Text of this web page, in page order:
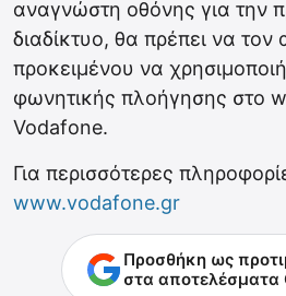
αναγνώστη οθόνης για την
διαδίκτυο, θα πρέπει να
προκειμένου να
φωνητικής πλοήγησης στο
Vodafone.
Για περισσότερες
www.vodafone.gr
Προσθήκη ως
στα αποτελέσματα